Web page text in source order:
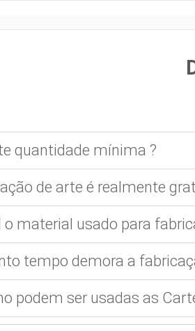
quantidade mínima ?
de arte é realmente
o material usado para
tempo demora a
podem ser usadas as